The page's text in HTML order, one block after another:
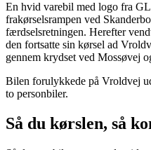
En hvid varebil med logo fra
frakørselsrampen ved
færdselsretningen. Herefter
den fortsatte sin kørsel ad
gennem krydset ved Mossøvej
Bilen forulykkede på Vroldvej
to personbiler.
Så du kørslen, så